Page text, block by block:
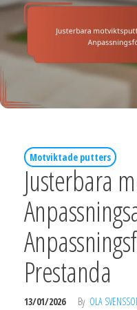
Motviktade putters
Justerbara
Prestanda
13/01/2026 By OLA